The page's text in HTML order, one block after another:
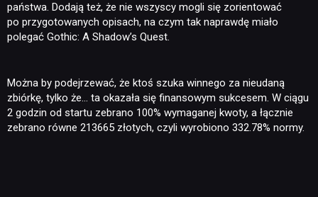
państwa. Dodają też, że nie wszyscy mogli się zorientować
po przygotowanych opisach, na czym tak naprawdę miało
polegać Gothic: A Shadow’s Quest.
Można by podejrzewać, że ktoś szuka winnego za nieudaną
zbiórkę, tylko że… ta okazała się finansowym sukcesem. W ciągu
2 godzin od startu zebrano 100% wymaganej kwoty, a łącznie
zebrano równe 213665 złotych, czyli wyrobiono 332.78% normy.